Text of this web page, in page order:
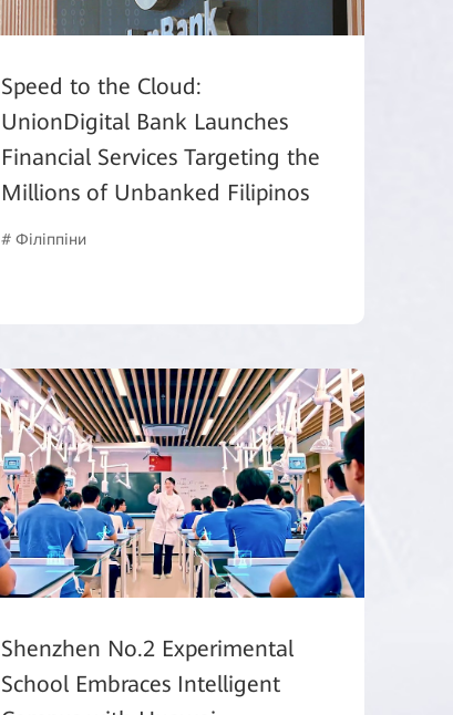
Speed to the Cloud:
UnionDigital Bank Launches
Financial Services Targeting the
Millions of Unbanked Filipinos
# Філіппіни
Shenzhen No.2 Experimental
School Embraces Intelligent